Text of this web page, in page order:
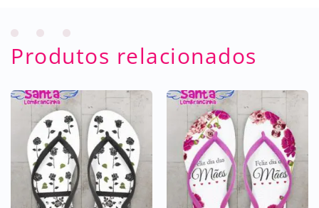
Produtos relacionados